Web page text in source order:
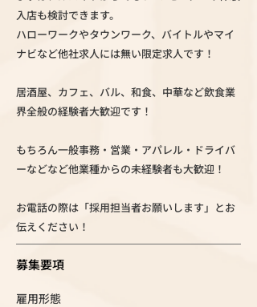
入店も検討できます。
ハローワークやタウンワーク、バイトルやマイ
ナビなど他社求人には無い限定求人です！
居酒屋、カフェ、バル、和食、中華など飲食業
界全般の経験者大歓迎です！
もちろん一般事務・営業・アパレル・ドライバ
ーなどなど他業種からの未経験者も大歓迎！
お電話の際は「採用担当者お願いします」とお
伝えください！
募集要項
雇用形態